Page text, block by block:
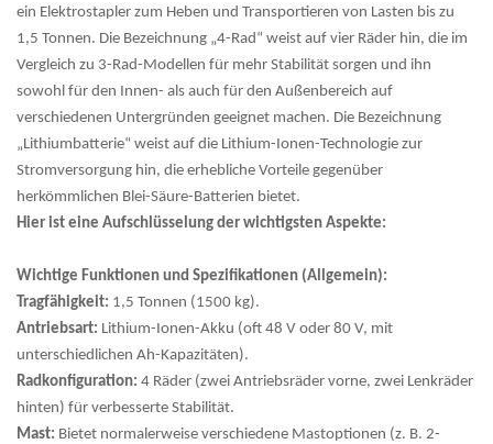
ein Elektrostapler zum Heben und Transportieren von Lasten bis zu
1,5 Tonnen. Die Bezeichnung „4-Rad“ weist auf vier Räder hin, die im
Vergleich zu 3-Rad-Modellen für mehr Stabilität sorgen und ihn
sowohl für den Innen- als auch für den Außenbereich auf
verschiedenen Untergründen geeignet machen. Die Bezeichnung
„Lithiumbatterie“ weist auf die Lithium-Ionen-Technologie zur
Stromversorgung hin, die erhebliche Vorteile gegenüber
herkömmlichen Blei-Säure-Batterien bietet.
Hier ist eine Aufschlüsselung der wichtigsten Aspekte:
Wichtige Funktionen und Spezifikationen (Allgemein):
Tragfähigkeit: 1,5 Tonnen (1500 kg).
Antriebsart: Lithium-Ionen-Akku (oft 48 V oder 80 V, mit
unterschiedlichen Ah-Kapazitäten).
Radkonfiguration: 4 Räder (zwei Antriebsräder vorne, zwei Lenkräder
hinten) für verbesserte Stabilität.
Mast: Bietet normalerweise verschiedene Mastoptionen (z. B. 2-